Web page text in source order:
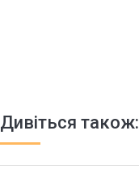
Дивіться також: